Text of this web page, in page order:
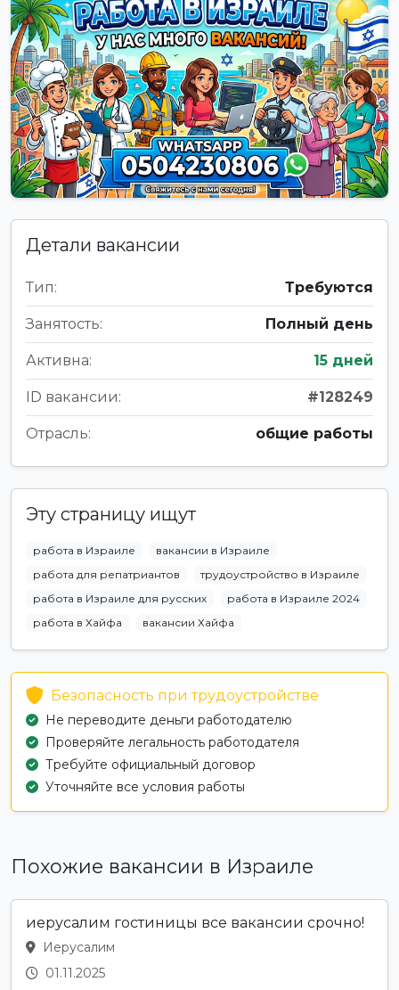
Детали вакансии
Тип: Требуются
Занятость: Полный день
Активна: 15 дней
ID вакансии: #128249
Отрасль: общие работы
Эту страницу ищут
работа в Израиле
вакансии в Израиле
работа для репатриантов
трудоустройство в Израиле
работа в Израиле для русских
работа в Израиле 2024
работа в Хайфа
вакансии Хайфа
Безопасность при трудоустройстве
Не переводите деньги работодателю
Проверяйте легальность работодателя
Требуйте официальный договор
Уточняйте все условия работы
Похожие вакансии в Израиле
иерусалим гостиницы все вакансии срочно!
Иерусалим
01.11.2025